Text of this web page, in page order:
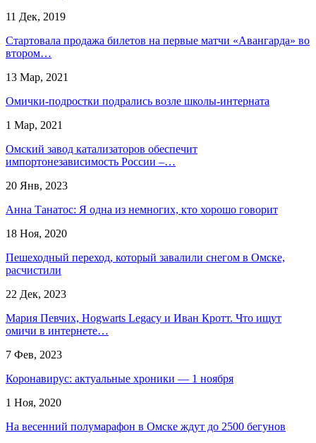
11 Дек, 2019
Стартовала продажа билетов на первые матчи «Авангарда» во
втором…
13 Мар, 2021
Омички-подростки подрались возле школы-интерната
1 Мар, 2021
Омский завод катализаторов обеспечит
импортонезависимость России –…
20 Янв, 2023
Анна Танатос: Я одна из немногих, кто хорошо говорит
18 Ноя, 2020
Пешеходный переход, который завалили снегом в Омске,
расчистили
22 Дек, 2023
Мария Певчих, Hogwarts Legacy и Иван Кротт. Что ищут
омичи в интернете…
7 Фев, 2023
Коронавирус: актуальные хроники — 1 ноября
1 Ноя, 2020
На весенний полумарафон в Омске ждут до 2500 бегунов